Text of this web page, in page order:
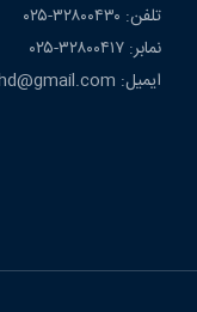
تلفن: ۳۲۸۰۰۴۳۰-۰۲۵
نمابر: ۳۲۸۰۰۴۱۷-۰۲۵
ایمیل: m.t.e.roshd@gmail.com